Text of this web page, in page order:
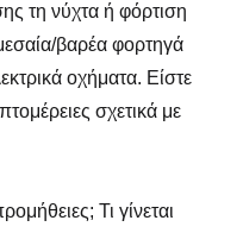
τη νύχτα ή φόρτιση
βαρέα φορτηγά
οχήματα. Είστε
σχετικά με
Τι γίνεται